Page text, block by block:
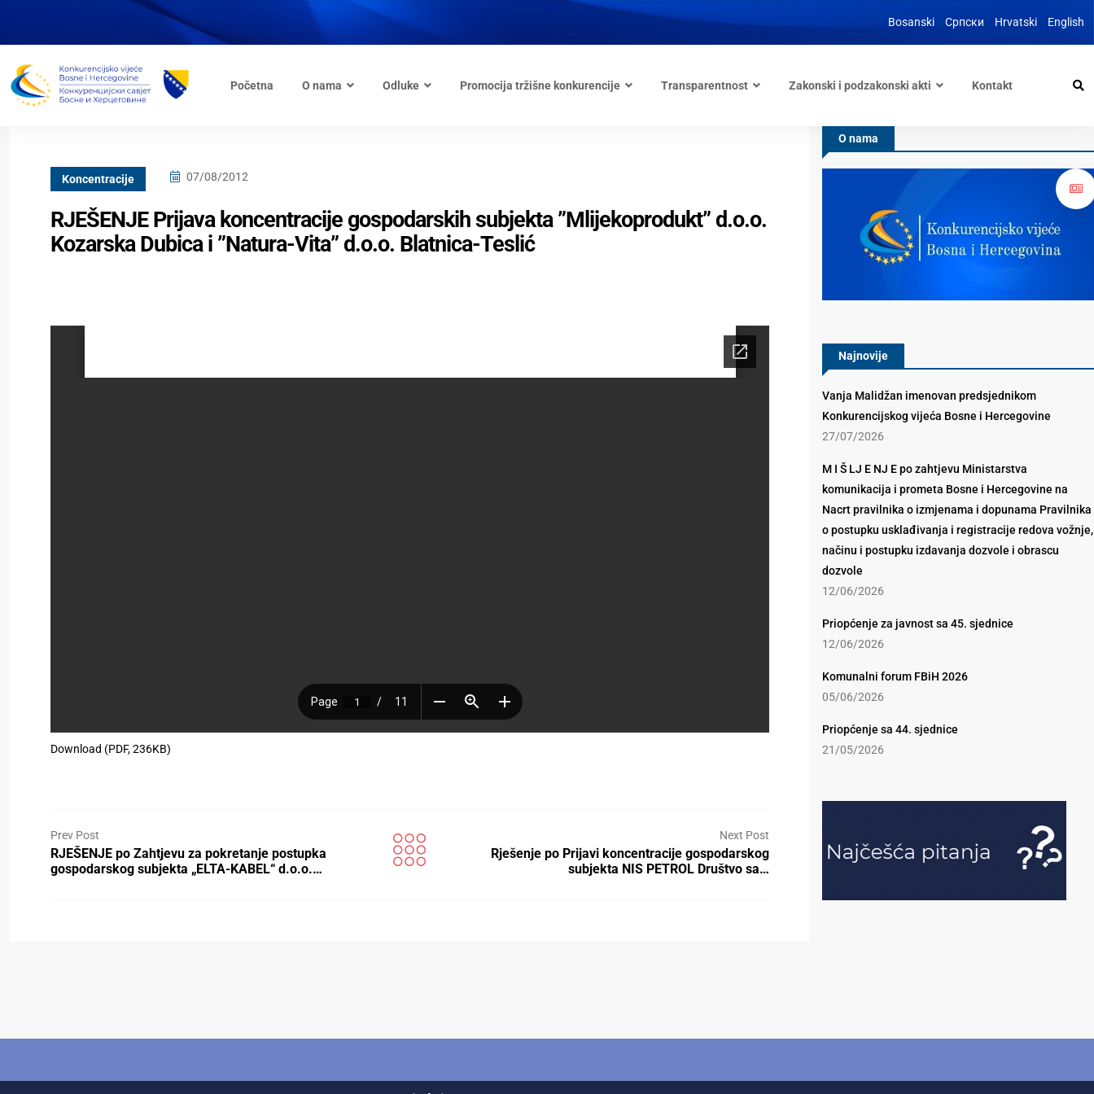
Bosanski Српски Hrvatski English
Početna O nama Odluke Promocija tržišne konkurencije Transparentnost Zakonski i podzakonski akti Kontakt
Koncentracije 07/08/2012
RJEŠENJE Prijava koncentracije gospodarskih subjekta ”Mlijekoprodukt” d.o.o.
Kozarska Dubica i ”Natura-Vita” d.o.o. Blatnica-Teslić
Download (PDF, 236KB)
Prev Post
RJEŠENJE po Zahtjevu za pokretanje postupka
gospodarskog subjekta „ELTA-KABEL“ d.o.o.…
Next Post
Rješenje po Prijavi koncentracije gospodarskog
subjekta NIS PETROL Društvo sa…
O nama
Najnovije
Vanja Malidžan imenovan predsjednikom
Konkurencijskog vijeća Bosne i Hercegovine
27/07/2026
M I Š LJ E NJ E po zahtjevu Ministarstva
komunikacija i prometa Bosne i Hercegovine na
Nacrt pravilnika o izmjenama i dopunama Pravilnika
o postupku usklađivanja i registracije redova vožnje,
načinu i postupku izdavanja dozvole i obrascu
dozvole
12/06/2026
Priopćenje za javnost sa 45. sjednice
12/06/2026
Komunalni forum FBiH 2026
05/06/2026
Priopćenje sa 44. sjednice
21/05/2026